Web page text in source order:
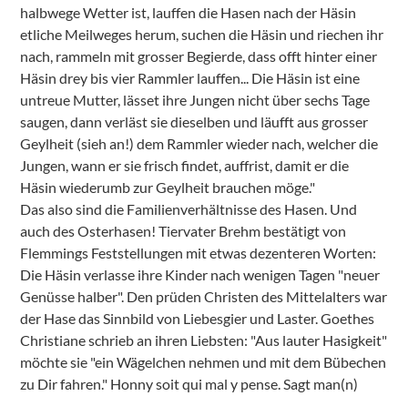
halbwege Wetter ist, lauffen die Hasen nach der Häsin
etliche Meilweges herum, suchen die Häsin und riechen ihr
nach, rammeln mit grosser Begierde, dass offt hinter einer
Häsin drey bis vier Rammler lauffen... Die Häsin ist eine
untreue Mutter, lässet ihre Jungen nicht über sechs Tage
saugen, dann verläst sie dieselben und läufft aus grosser
Geylheit (sieh an!) dem Rammler wieder nach, welcher die
Jungen, wann er sie frisch findet, auffrist, damit er die
Häsin wiederumb zur Geylheit brauchen möge."
Das also sind die Familienverhältnisse des Hasen. Und
auch des Osterhasen! Tiervater Brehm bestätigt von
Flemmings Feststellungen mit etwas dezenteren Worten:
Die Häsin verlasse ihre Kinder nach wenigen Tagen "neuer
Genüsse halber". Den prüden Christen des Mittelalters war
der Hase das Sinnbild von Liebesgier und Laster. Goethes
Christiane schrieb an ihren Liebsten: "Aus lauter Hasigkeit"
möchte sie "ein Wägelchen nehmen und mit dem Bübechen
zu Dir fahren." Honny soit qui mal y pense. Sagt man(n)